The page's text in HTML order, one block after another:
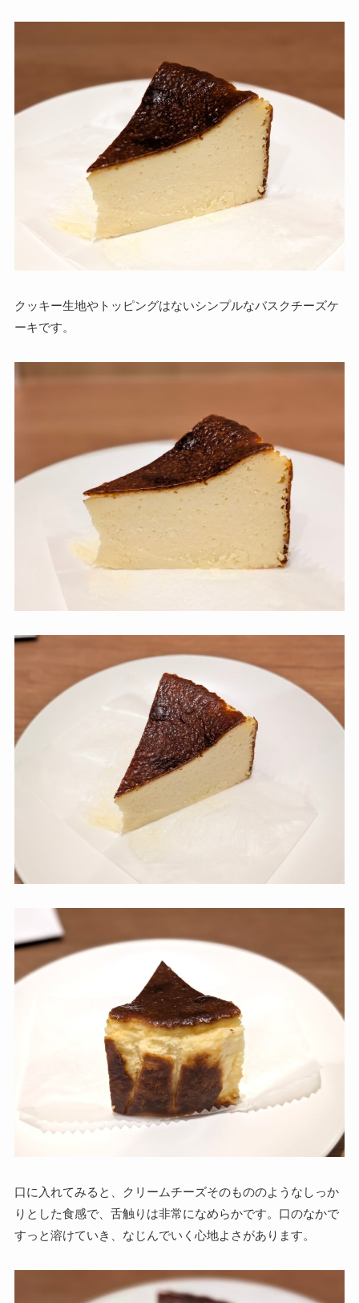
クッキー生地やトッピングはないシンプルなバスクチーズケ
ーキです。
口に入れてみると、クリームチーズそのもののようなしっか
りとした食感で、舌触りは非常になめらかです。口のなかで
すっと溶けていき、なじんでいく心地よさがあります。